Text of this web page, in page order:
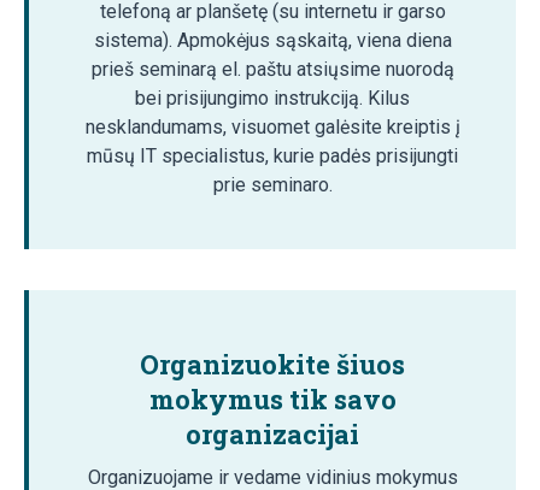
telefoną ar planšetę (su internetu ir garso
sistema). Apmokėjus sąskaitą, viena diena
prieš seminarą el. paštu atsiųsime nuorodą
bei prisijungimo instrukciją. Kilus
nesklandumams, visuomet galėsite kreiptis į
mūsų IT specialistus, kurie padės prisijungti
prie seminaro.
Organizuokite šiuos
mokymus tik savo
organizacijai
Organizuojame ir vedame vidinius mokymus